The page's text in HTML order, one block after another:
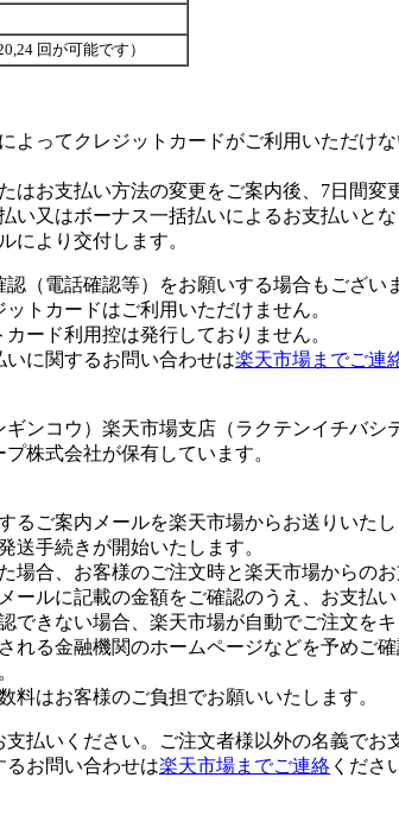
回が可能です）
よってクレジットカードがご利用いただけ
はお支払い方法の変更をご案内後、7日間
い又はボーナス一括払いによるお支払いと
により交付します。
（電話確認等）をお願いする場合もござい
トカードはご利用いただけません。
ード利用控は発行しておりません。
に関するお問い合わせは楽天市場までご連
ギンコウ）楽天市場支店（ラクテンイチバシ
株式会社が保有しています。
るご案内メールを楽天市場からお送りいたし
送手続きが開始いたします。
場合、お客様のご注文時と楽天市場からの
ールに記載の金額をご確認のうえ、お支払い
できない場合、楽天市場が自動でご注文をキ
れる金融機関のホームページなどを予めご
料はお客様のご負担でお願いいたします。
払いください。ご注文者様以外の名義でお
お問い合わせは楽天市場までご連絡 くださ